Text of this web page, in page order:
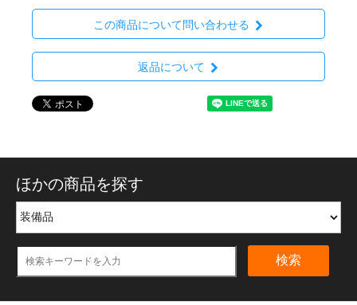
この商品について問い合わせる
返品について
ほかの商品を探す
検索